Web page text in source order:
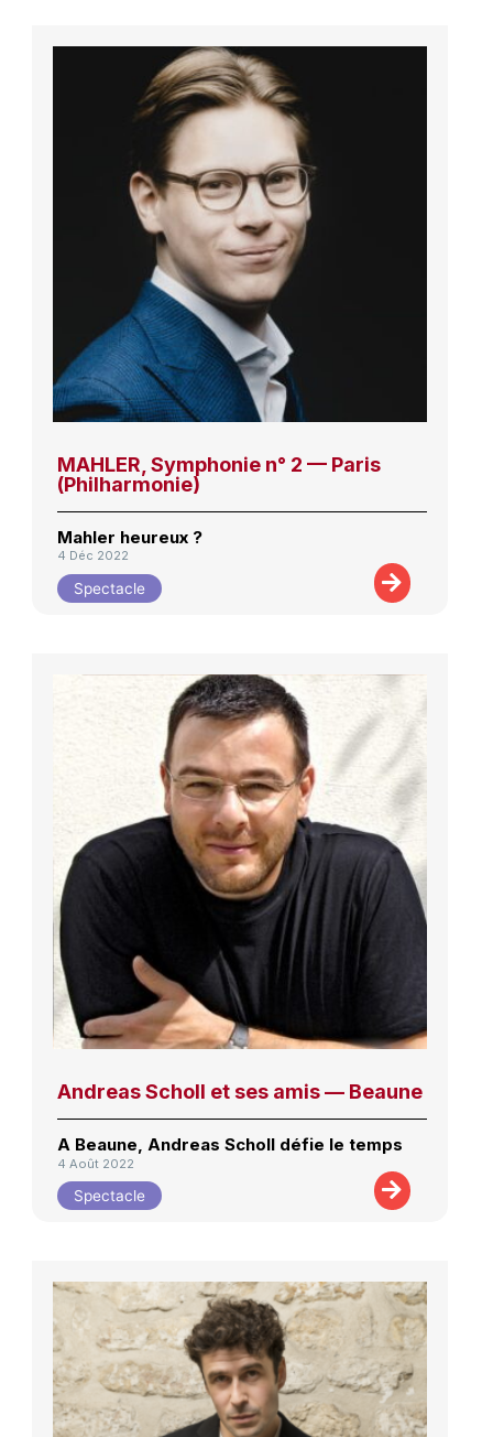
MAHLER, Symphonie n° 2 — Paris
(Philharmonie)
Mahler heureux ?
4 Déc 2022
Spectacle
Andreas Scholl et ses amis — Beaune
A Beaune, Andreas Scholl défie le temps
4 Août 2022
Spectacle